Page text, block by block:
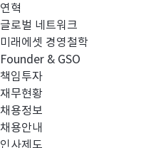
연혁
글로벌 네트워크
미래에셋 경영철학
Founder & GSO
책임투자
재무현황
채용정보
채용안내
인사제도
청산일자(신탁계약만료
해지사유: